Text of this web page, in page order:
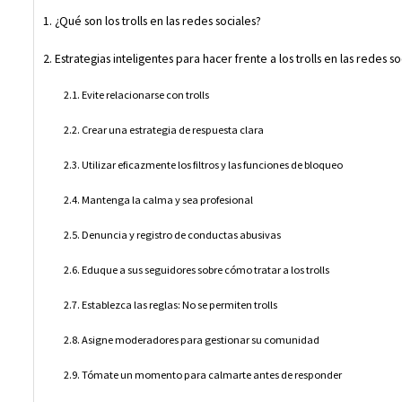
¿Qué son los trolls en las redes sociales?
Estrategias inteligentes para hacer frente a los trolls en las redes
Evite relacionarse con trolls
Crear una estrategia de respuesta clara
Utilizar eficazmente los filtros y las funciones de bloqueo
Mantenga la calma y sea profesional
Denuncia y registro de conductas abusivas
Eduque a sus seguidores sobre cómo tratar a los trolls
Establezca las reglas: No se permiten trolls
Asigne moderadores para gestionar su comunidad
Tómate un momento para calmarte antes de responder